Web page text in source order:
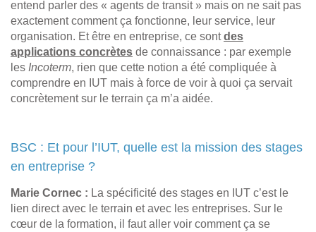
entend parler des « agents de transit » mais on ne sait pas
exactement comment ça fonctionne, leur service, leur
organisation. Et être en entreprise, ce sontdes
applications concrètes de connaissance : par exemple
les Incoterm, rien que cette notion a été compliquée à
comprendre en IUT mais à force de voir à quoi ça servait
concrètement sur le terrain ça m’a aidée.
BSC : Et pour l’IUT, quelle est la mission des stages
en entreprise ?
Marie Cornec : La spécificité des stages en IUT c’est le
lien direct avec le terrain et avec les entreprises. Sur le
cœur de la formation, il faut aller voir comment ça se